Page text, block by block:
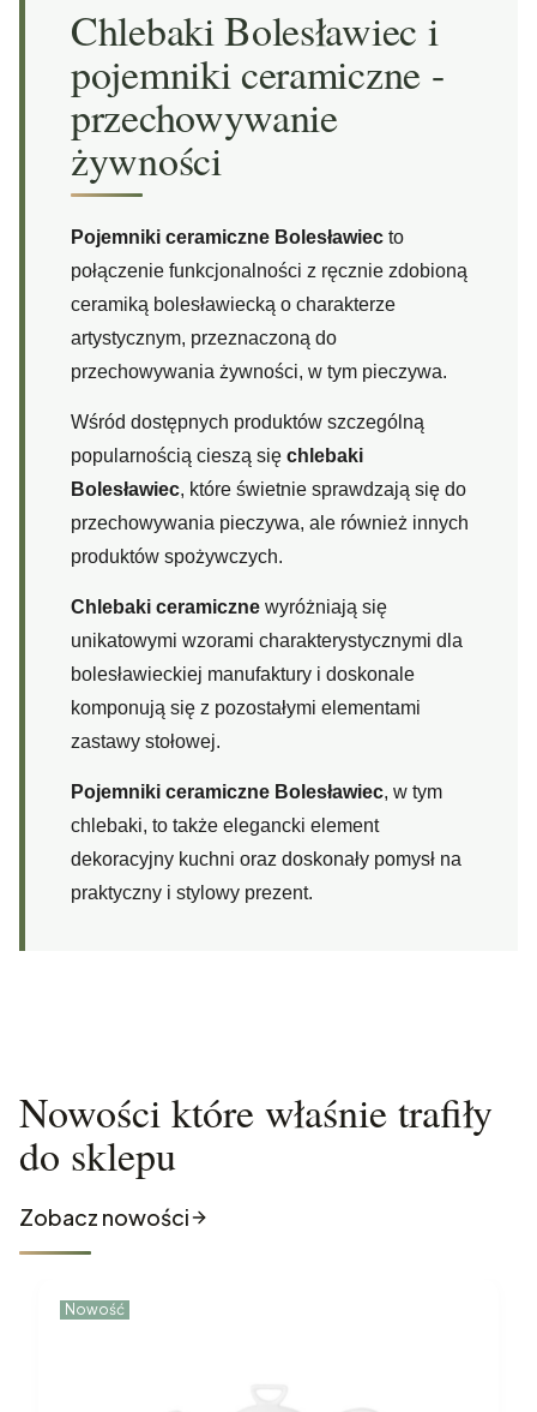
Chlebaki Bolesławiec i
pojemniki ceramiczne -
przechowywanie
żywności
Pojemniki ceramiczne Bolesławiec to
połączenie funkcjonalności z ręcznie zdobioną
ceramiką bolesławiecką o charakterze
artystycznym, przeznaczoną do
przechowywania żywności, w tym pieczywa.
Wśród dostępnych produktów szczególną
popularnością cieszą się chlebaki
Bolesławiec, które świetnie sprawdzają się do
przechowywania pieczywa, ale również innych
produktów spożywczych.
Chlebaki ceramiczne wyróżniają się
unikatowymi wzorami charakterystycznymi dla
bolesławieckiej manufaktury i doskonale
komponują się z pozostałymi elementami
zastawy stołowej.
Pojemniki ceramiczne Bolesławiec, w tym
chlebaki, to także elegancki element
dekoracyjny kuchni oraz doskonały pomysł na
praktyczny i stylowy prezent.
Nowości które właśnie trafiły
do sklepu
Zobacz nowości
Nowość